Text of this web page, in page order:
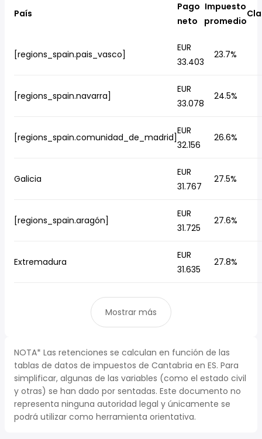
País
Pago
neto
Impuesto
promedio
[regions_spain.pais_vasco]
EUR
33.403
23.7%
[regions_spain.navarra]
EUR
33.078
24.5%
[regions_spain.comunidad_de_madrid]
EUR
32.156
26.6%
Galicia
EUR
31.767
27.5%
[regions_spain.aragón]
EUR
31.725
27.6%
Extremadura
EUR
31.635
27.8%
Mostrar más
NOTA* Las retenciones se calculan en función de las
tablas de datos de impuestos de Cantabria en ES. Para
simplificar, algunas de las variables (como el estado civil
y otras) se han dado por sentadas. Este documento no
representa ninguna autoridad legal y únicamente se
podrá utilizar como herramienta orientativa.